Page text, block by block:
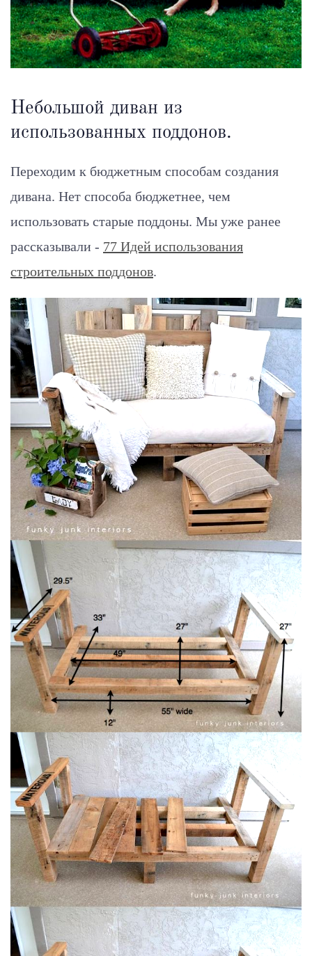
Небольшой диван из
использованных поддонов.
Переходим к бюджетным способам создания
дивана. Нет способа бюджетнее, чем
использовать старые поддоны. Мы уже ранее
рассказывали - 77 Идей использования
строительных поддонов.